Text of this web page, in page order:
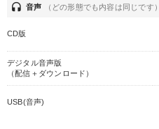
headset 音声 （どの形態でも内容は同じです）
CD版
デジタル音声版
（配信＋ダウンロード）
USB(音声)